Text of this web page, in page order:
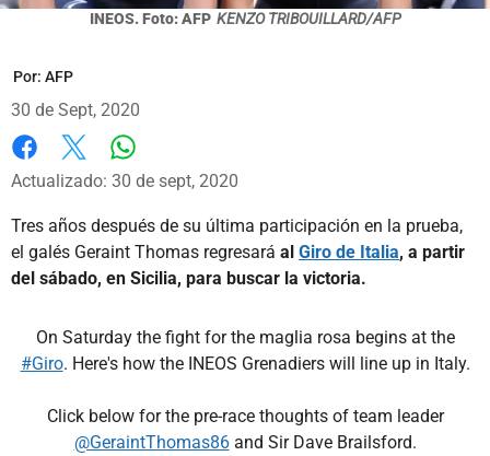
INEOS. Foto: AFP KENZO TRIBOUILLARD/AFP
Por: AFP
30 de Sept, 2020
Facebook
X
Actualizado: 30 de sept, 2020
Tres años después de su última participación en la prueba,
el galés Geraint Thomas regresará al Giro de Italia, a partir
del sábado, en Sicilia, para buscar la victoria.
On Saturday the fight for the maglia rosa begins at the
#Giro. Here's how the INEOS Grenadiers will line up in Italy.
Click below for the pre-race thoughts of team leader
@GeraintThomas86and Sir Dave Brailsford.